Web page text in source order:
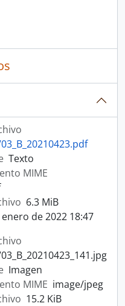
Texto
MIME
6.3 MiB
de 2022 18:47
Imagen
MIME image/jpeg
15.2 KiB